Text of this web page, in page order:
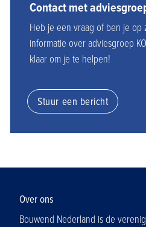
Contact met
Heb je een vraag of ben je op
informatie over adviesgroep
klaar om je te helpen!
Stuur een bericht
Over ons
Bouwend Nederland is de